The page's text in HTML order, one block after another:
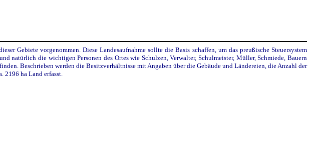
Gebiete vorgenommen. Diese Landesaufnahme sollte die Basis schaffen, um das preußische Steuersystem
natürlich die wichtigen Personen des Ortes wie Schulzen, Verwalter, Schulmeister, Müller, Schmiede, Bauern
Beschrieben werden die Besitzverhältnisse mit Angaben über die Gebäude und Ländereien, die Anzahl der
2196 ha Land erfasst.